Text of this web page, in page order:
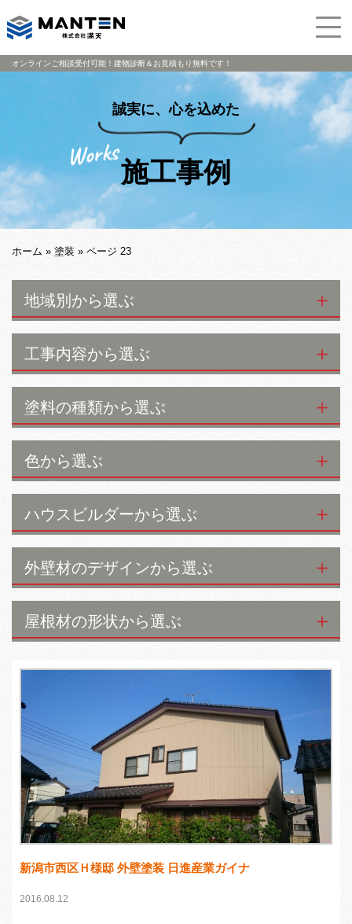
オンラインご相談受付可能！建物診断＆お見積もり無料です！
誠実に、心を込めた
施工事例
ホーム » 塗装 » ページ 23
地域別から選ぶ
工事内容から選ぶ
塗料の種類から選ぶ
色から選ぶ
ハウスビルダーから選ぶ
外壁材のデザインから選ぶ
屋根材の形状から選ぶ
新潟市西区Ｈ様邸 外壁塗装 日進産業ガイナ
2016.08.12